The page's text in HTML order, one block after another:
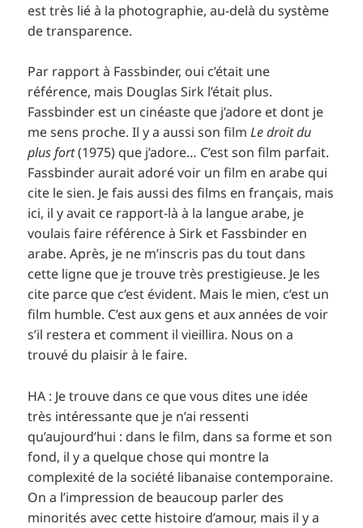
est très lié à la photographie, au-delà du système
de transparence.
Par rapport à Fassbinder, oui c’était une
référence, mais Douglas Sirk l’était plus.
Fassbinder est un cinéaste que j’adore et dont je
me sens proche. Il y a aussi son filmLe droit du
plus fort(1975) que j’adore… C’est son film parfait.
Fassbinder aurait adoré voir un film en arabe qui
cite le sien. Je fais aussi des films en français, mais
ici, il y avait ce rapport-là à la langue arabe, je
voulais faire référence à Sirk et Fassbinder en
arabe. Après, je ne m’inscris pas du tout dans
cette ligne que je trouve très prestigieuse. Je les
cite parce que c’est évident. Mais le mien, c’est un
film humble. C’est aux gens et aux années de voir
s’il restera et comment il vieillira. Nous on a
trouvé du plaisir à le faire.
HA : Je trouve dans ce que vous dites une idée
très intéressante que je n’ai ressenti
qu’aujourd’hui : dans le film, dans sa forme et son
fond, il y a quelque chose qui montre la
complexité de la société libanaise contemporaine.
On a l’impression de beaucoup parler des
minorités avec cette histoire d’amour, mais il y a